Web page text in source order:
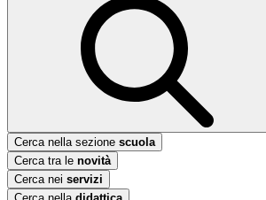
Cerca nella sezione scuola
Cerca tra le novità
Cerca nei servizi